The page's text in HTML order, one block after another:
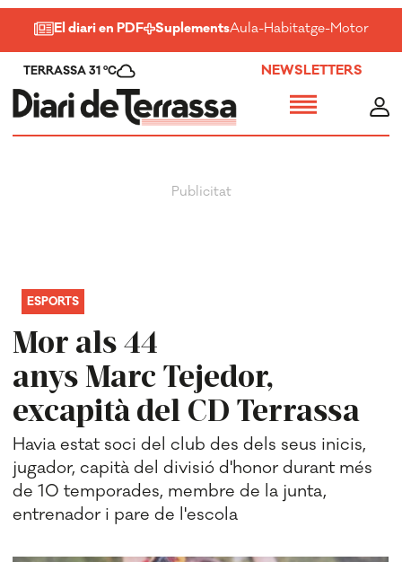
El diari en PDF SuplementsAula-Habitatge-Motor-
TERRASSA 31 ºC NEWSLETTERS
Mor als 44
anys Marc Tejedor,
excapità del CD Terrassa
ESPORTS
Havia estat soci del club des dels seus inicis,
jugador, capità del divisió d'honor durant més
de 10 temporades, membre de la junta,
entrenador i pare de l'escola